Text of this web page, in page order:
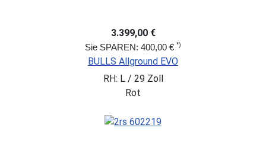
3.399,00 €
Sie SPAREN: 400,00 € *)
BULLS Allground EVO
RH: L / 29 Zoll
Rot